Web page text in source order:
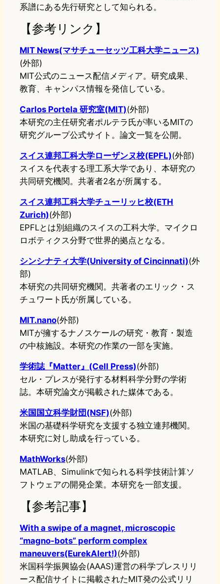
系譜にある先行研究として知られる。
【参考リンク】
MIT News(マサチューセッツ工科大学ニュース)
(外部)
MIT公式のニュース配信メディア。研究成果、
教育、キャンパス情報を発信している。
Carlos Portela 研究室(MIT)(外部)
本研究の主任研究者ポルテラ氏が率いるMITの
研究グループ公式サイト。論文一覧を公開。
スイス連邦工科大学ローザンヌ校(EPFL)(外部)
スイスを代表する理工系大学であり、本研究の
共同研究機関。共著者2名が所属する。
スイス連邦工科大学チューリッヒ校(ETH
Zurich)(外部)
EPFLとは別組織のスイスの工科大学。マイクロ
ロボティクス分野で世界的拠点となる。
シンシナティ大学(University of Cincinnati)(外
部)
本研究の共同研究機関。共著者のエリック・ス
チュワート氏が所属している。
MIT.nano(外部)
MITが擁するナノスケールの研究・教育・製造
の中核施設。本研究の作業の一部を実施。
学術誌『Matter』(Cell Press)(外部)
セル・プレスが発行する材料科学分野の学術
誌。本研究論文が掲載された媒体である。
米国国立科学財団(NSF)(外部)
米国の基礎科学研究を支援する独立連邦機関。
本研究に対し助成を行っている。
MathWorks(外部)
MATLAB、Simulinkで知られる科学技術計算ソ
フトウェアの開発企業。本研究を一部支援。
【参考記事】
With a swipe of a magnet, microscopic
“magno-bots” perform complex
maneuvers(EurekAlert!)(外部)
米国科学振興協会(AAAS)運営の科学プレスリリ
ース配信サイトに掲載されたMIT発の公式リリ